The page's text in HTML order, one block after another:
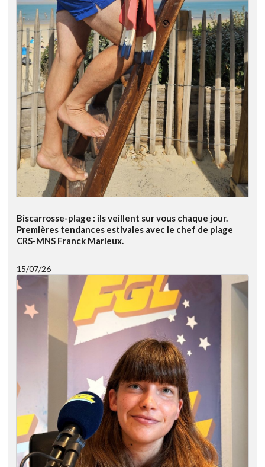
Biscarrosse-plage : ils veillent sur vous chaque jour.
Premières tendances estivales avec le chef de plage
CRS-MNS Franck Marleux.
15/07/26